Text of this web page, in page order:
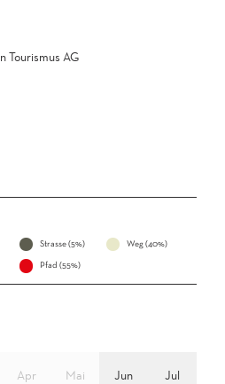
Tourismus AG
Strasse (5%)
Weg (40%)
Pfad (55%)
Apr Mai Jun Jul